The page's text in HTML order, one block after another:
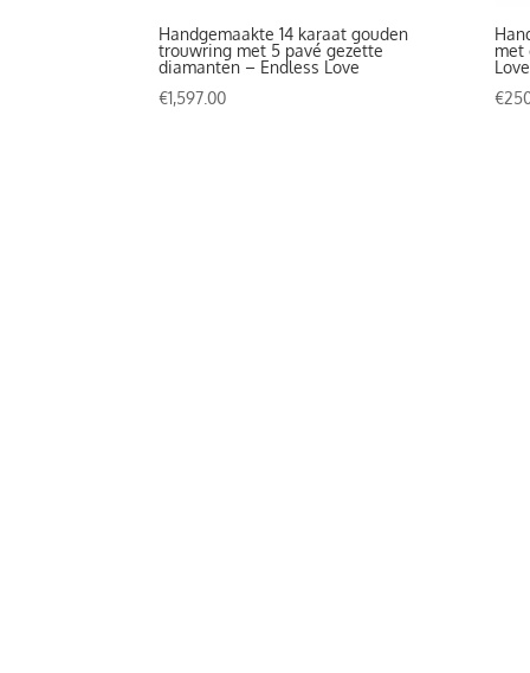
Handgemaakte 14 karaat gouden
trouwring met 5 pavé gezette
diamanten – Endless Love
€1,597.00
met
Love
€